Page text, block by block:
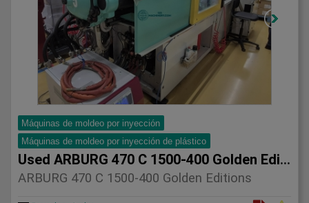
Máquinas de moldeo por inyección
Máquinas de moldeo por inyección de plástico
Used ARBURG 470 C 1500-400 Golden Editions
ARBURG 470 C 1500-400 Golden Editions